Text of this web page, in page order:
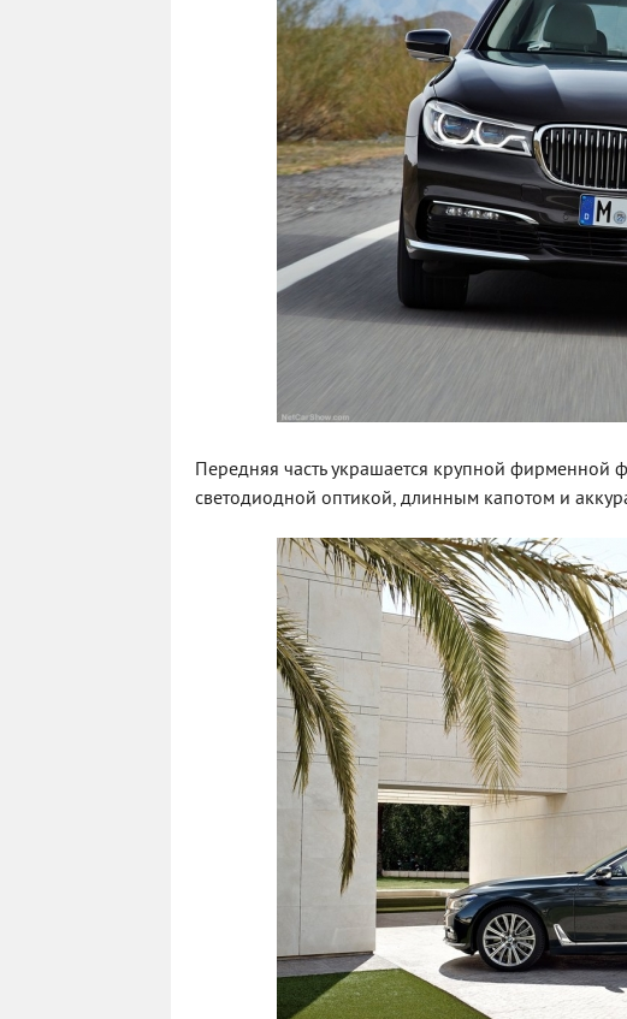
Передняя часть украшается крупной
светодиодной оптикой, длинным капотом и